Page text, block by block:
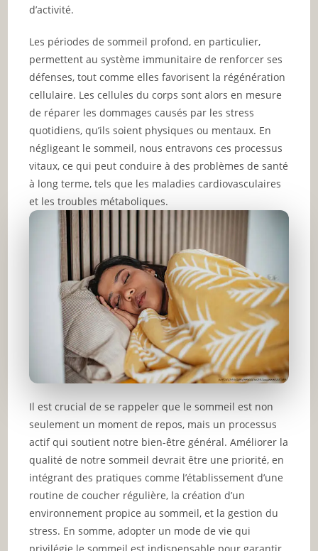
d’activité.
Les périodes de sommeil profond, en particulier,
permettent au système immunitaire de renforcer ses
défenses, tout comme elles favorisent la régénération
cellulaire. Les cellules du corps sont alors en mesure
de réparer les dommages causés par les stress
quotidiens, qu’ils soient physiques ou mentaux. En
négligeant le sommeil, nous entravons ces processus
vitaux, ce qui peut conduire à des problèmes de santé
à long terme, tels que les maladies cardiovasculaires
et les troubles métaboliques.
Il est crucial de se rappeler que le sommeil est non
seulement un moment de repos, mais un processus
actif qui soutient notre bien-être général. Améliorer la
qualité de notre sommeil devrait être une priorité, en
intégrant des pratiques comme l’établissement d’une
routine de coucher régulière, la création d’un
environnement propice au sommeil, et la gestion du
stress. En somme, adopter un mode de vie qui